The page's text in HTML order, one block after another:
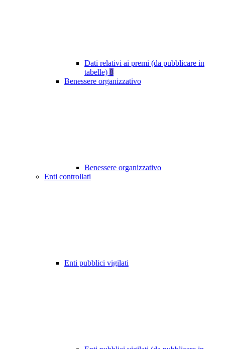
Dati relativi ai premi (da pubblicare in
tabelle) 8
Benessere organizzativo
Benessere organizzativo
Enti controllati
Enti pubblici vigilati